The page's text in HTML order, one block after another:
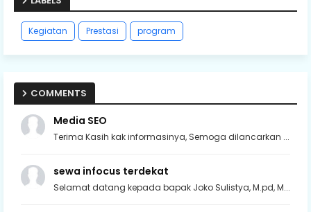
Kegiatan Prestasi program
COMMENTS
Media SEO
Terima Kasih kak informasinya, Semoga dilancarkan ...
sewa infocus terdekat
Selamat datang kepada bapak Joko Sulistya, M.pd, M...